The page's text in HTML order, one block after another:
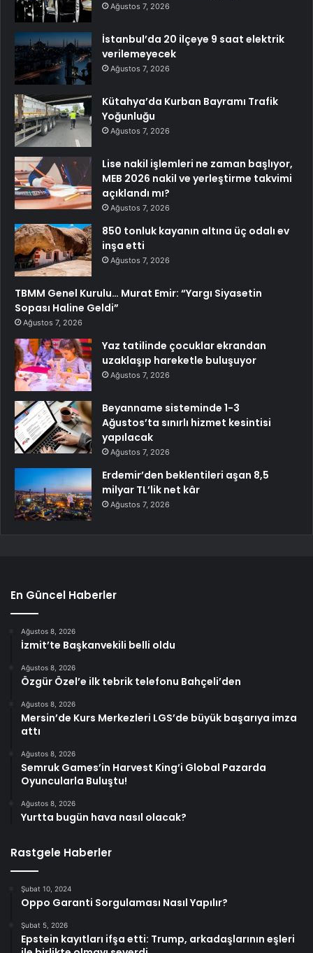
Ağustos 7, 2026
İstanbul’da 20 ilçeye 9 saat elektrik
verilemeyecek
Ağustos 7, 2026
Kütahya’da Kurban Bayramı Trafik
Yoğunluğu
Ağustos 7, 2026
Lise nakil işlemleri ne zaman başlıyor,
MEB 2026 nakil ve yerleştirme takvimi
açıklandı mı?
Ağustos 7, 2026
850 tonluk kayanın altına üç odalı ev
inşa etti
Ağustos 7, 2026
TBMM Genel Kurulu… Murat Emir: “Yargı Siyasetin
Sopası Haline Geldi”
Ağustos 7, 2026
Yaz tatilinde çocuklar ekrandan
uzaklaşıp hareketle buluşuyor
Ağustos 7, 2026
Beyanname sisteminde 1-3
Ağustos’ta sınırlı hizmet kesintisi
yapılacak
Ağustos 7, 2026
Erdemir’den beklentileri aşan 8,5
milyar TL’lik net kâr
Ağustos 7, 2026
En Güncel Haberler
Ağustos 8, 2026
İzmit’te Başkanvekili belli oldu
Ağustos 8, 2026
Özgür Özel’e ilk tebrik telefonu Bahçeli’den
Ağustos 8, 2026
Mersin’de Kurs Merkezleri LGS’de büyük başarıya imza
attı
Ağustos 8, 2026
Semruk Games’in Harvest King’i Global Pazarda
Oyuncularla Buluştu!
Ağustos 8, 2026
Yurtta bugün hava nasıl olacak?
Rastgele Haberler
Şubat 10, 2024
Oppo Garanti Sorgulaması Nasıl Yapılır?
Şubat 5, 2026
Epstein kayıtları ifşa etti: Trump, arkadaşlarının eşleri